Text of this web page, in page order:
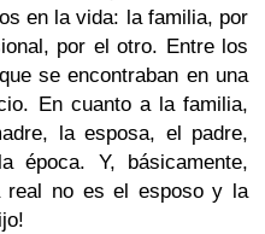
en la vida: la familia, por
por el otro. Entre los
se encontraban en una
En cuanto a la familia,
la esposa, el padre,
época. Y, básicamente,
no es el esposo y la